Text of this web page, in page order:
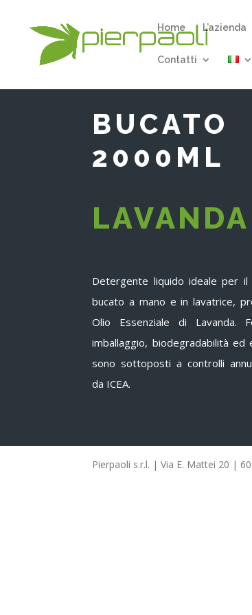
Home L’azienda
Contatti
BUCATO
2000ML
LAVANDA
Detergente liquido ideale per il
bucato a mano e in lavatrice,
Olio Essenziale di Lavanda.
imballaggio, biodegradabilità ed
sono sottoposti a controlli
da ICEA.
Pierpaoli s.r.l. | Via E. Mattei 20 |